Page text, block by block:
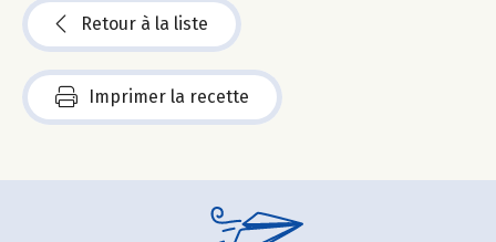
Retour à la liste
Imprimer la recette